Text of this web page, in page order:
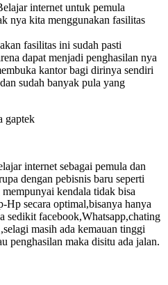
internet untuk pemula
nya kita menggunakan fasilitas
fasilitas ini sudah pasti
dapat menjadi penghasilan nya
kantor bagi dirinya sendiri
sudah banyak pula yang
internet sebagai pemula dan
dengan pebisnis baru seperti
kendala tidak bisa
Hp secara optimal,bisanya hanya
sedikit facebook,Whatsapp,chating
masih ada kemauan tinggi
penghasilan maka disitu ada jalan.